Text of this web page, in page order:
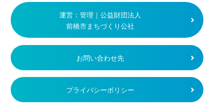
運営：管理｜公益財団法人
前橋市まちづくり公社
お問い合わせ先
プライバシーポリシー